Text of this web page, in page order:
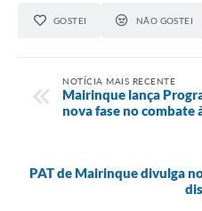
GOSTEI NÃO GOSTEI
NOTÍCIA MAIS RECENTE
Mairinque lança
nova fase no combate
PAT de Mairinque divulga